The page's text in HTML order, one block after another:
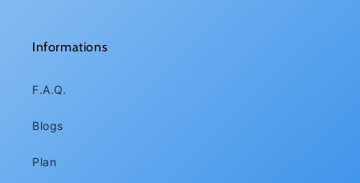
Informations
F.A.Q.
Blogs
Plan